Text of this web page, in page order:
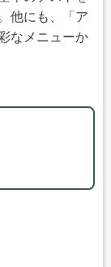
他にも、「ア
なメニューか